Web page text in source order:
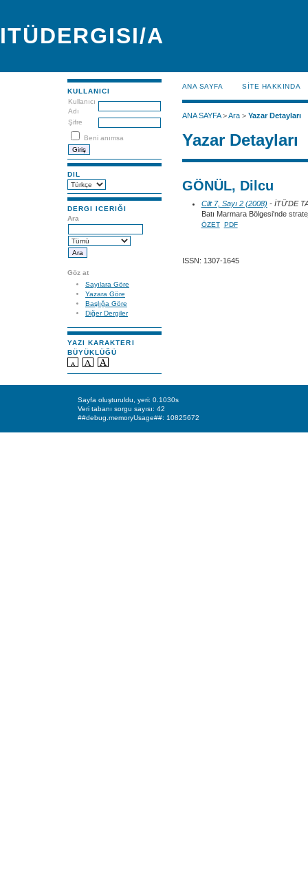
ITÜDERGISI/A
KULLANICI
Kullanıcı
Adı
Şifre
Beni anımsa
DIL
DERGI ICERIĞI
Ara
Göz at
Sayılara Göre
Yazara Göre
Başlığa Göre
Diğer Dergiler
YAZI KARAKTERI
BÜYÜKLÜĞÜ
ANA SAYFA SİTE HAKKINDA
ANA SAYFA>Ara> Yazar Detayları
Yazar Detayları
GÖNÜL, Dilcu
Cilt 7, Sayı 2 (2008) - İTÜ'DE
Batı Marmara Bölgesi'nde
ÖZET PDF
ISSN: 1307-1645
Sayfa oluşturuldu, yeri: 0.1030s
Veri tabanı sorgu sayısı: 42
##debug.memoryUsage##: 10825672